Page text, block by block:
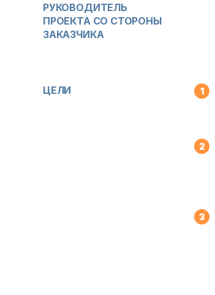
РУКОВОДИТЕЛЬ
ПРОЕКТА СО СТОРОНЫ
ЗАКАЗЧИКА
ЦЕЛИ